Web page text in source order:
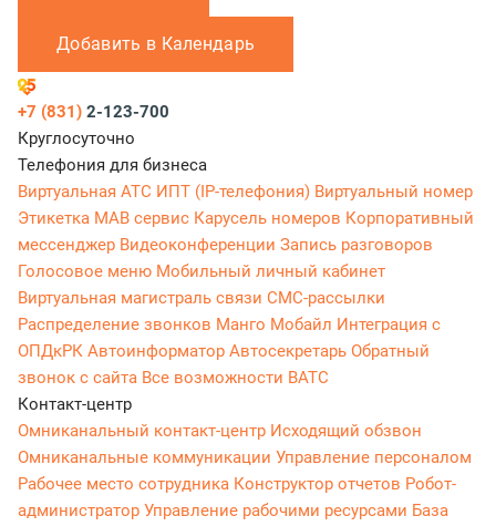
Добавить в Календарь
+7 (831) 2-123-700
Круглосуточно
Телефония для бизнеса
Виртуальная АТС ИПТ (IP-телефония) Виртуальный номер
Этикетка МАВ сервис Карусель номеров Корпоративный
мессенджер Видеоконференции Запись разговоров
Голосовое меню Мобильный личный кабинет
Виртуальная магистраль связи СМС-рассылки
Распределение звонков Манго Мобайл Интеграция с
ОПДкРК Автоинформатор Автосекретарь Обратный
звонок с сайта Все возможности ВАТС
Контакт-центр
Омниканальный контакт-центр Исходящий обзвон
Омниканальные коммуникации Управление персоналом
Рабочее место сотрудника Конструктор отчетов Робот-
администратор Управление рабочими ресурсами База